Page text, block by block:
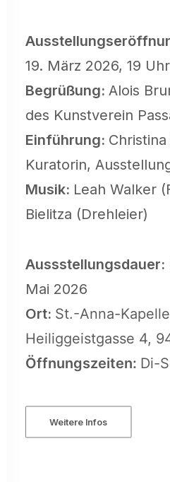
19. März 2026, 19 Uhr
Begrüßung: Alois
des Kunstverein
Einführung: Christina
Kuratorin,
Musik: Leah Walker
Bielitza (Drehleier)
Aussstellungsdauer:
Mai 2026
Ort: St.-Anna-
Heiliggeistgasse 4,
Öffnungszeiten: Di-
Weitere Infos